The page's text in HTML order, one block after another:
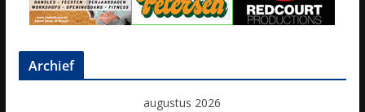
Archief
augustus 2026